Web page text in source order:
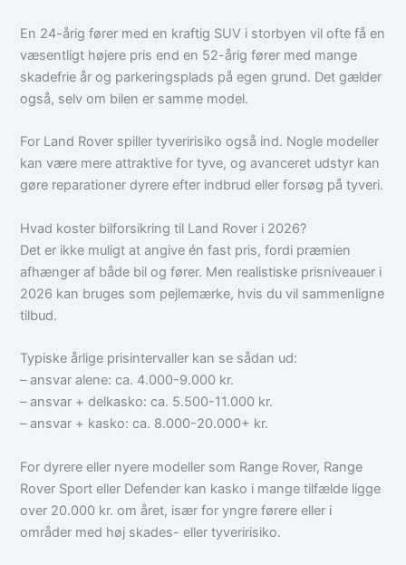
En 24-årig fører med en kraftig SUV i storbyen vil ofte få en
væsentligt højere pris end en 52-årig fører med mange
skadefrie år og parkeringsplads på egen grund. Det gælder
også, selv om bilen er samme model.
For Land Rover spiller tyveririsiko også ind. Nogle modeller
kan være mere attraktive for tyve, og avanceret udstyr kan
gøre reparationer dyrere efter indbrud eller forsøg på tyveri.
Hvad koster bilforsikring til Land Rover i 2026?
Det er ikke muligt at angive én fast pris, fordi præmien
afhænger af både bil og fører. Men realistiske prisniveauer i
2026 kan bruges som pejlemærke, hvis du vil sammenligne
tilbud.
Typiske årlige prisintervaller kan se sådan ud:
– ansvar alene: ca. 4.000-9.000 kr.
– ansvar + delkasko: ca. 5.500-11.000 kr.
– ansvar + kasko: ca. 8.000-20.000+ kr.
For dyrere eller nyere modeller som Range Rover, Range
Rover Sport eller Defender kan kasko i mange tilfælde ligge
over 20.000 kr. om året, især for yngre førere eller i
områder med høj skades- eller tyveririsiko.